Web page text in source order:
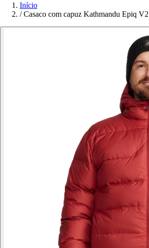
Início
/ Casaco com capuz Kathmandu Epiq V2